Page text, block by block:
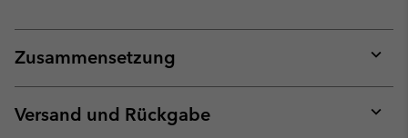
Zusammensetzung
or
Versand und Rückgabe